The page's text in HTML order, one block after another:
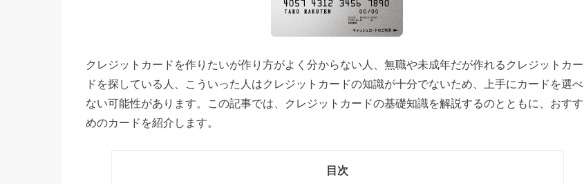
クレジットカードを作りたいが作り方がよく分からない人、無職や未成年だが作れるクレジットカー
ドを探している人、こういった人はクレジットカードの知識が十分でないため、上手にカードを選べ
ない可能性があります。この記事では、クレジットカードの基礎知識を解説するのとともに、おすす
めのカードを紹介します。
目次